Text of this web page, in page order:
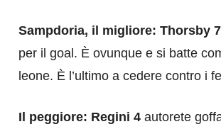
Sampdoria, il migliore: Thorsby 7
per il goal. È ovunque e si batte
leone. È l’ultimo a cedere contro i
Il peggiore: Regini 4 autorete